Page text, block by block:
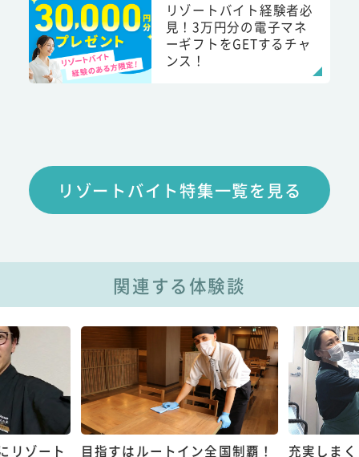
リゾートバイト経験者必
見！3万円分の電子マネ
ーギフトをGETするチャ
ンス！
リゾートバイト特集一覧を見る
関連する体験談
リゾート
目指すはルートイン全国制覇！
充実しま